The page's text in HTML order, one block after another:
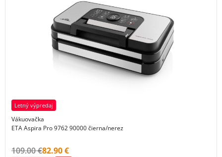
Letný výpredaj
Vákuovačka
ETA Aspira Pro 9762 90000 čierna/nerez
Původní cena s DPH:
109.00 €Cena s DPH:
82.90 €